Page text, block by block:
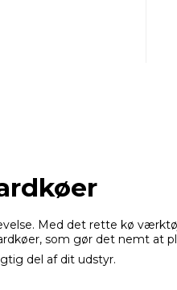
Med det rette kø
som gør det nemt at
del af dit udstyr.